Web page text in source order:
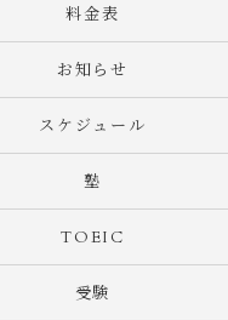
料金表
お知らせ
スケジュール
塾
TOEIC
受験